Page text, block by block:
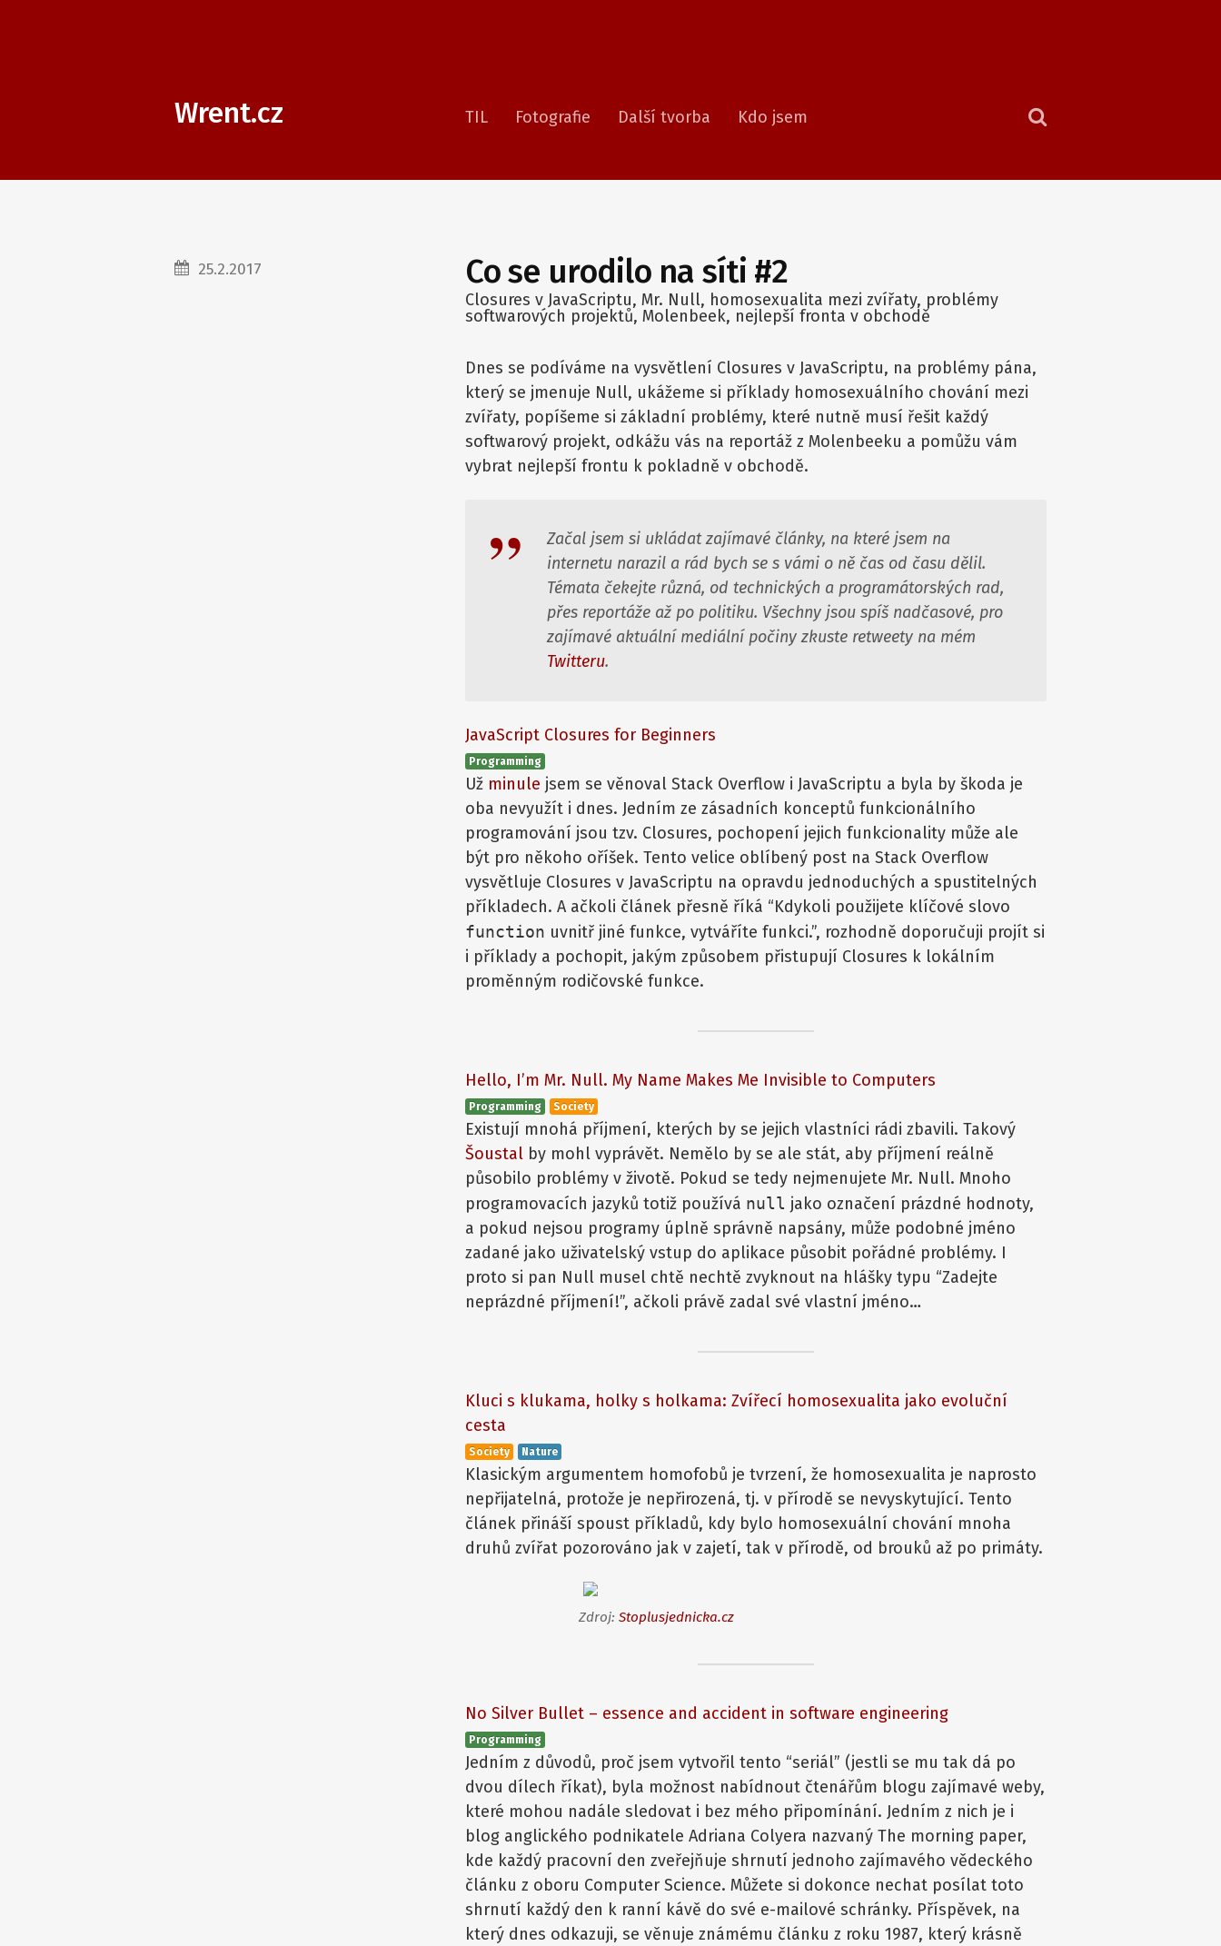
Wrent.cz TIL Fotografie Další tvorba Kdo jsem
Co se urodilo na síti #2
Closures v JavaScriptu, Mr. Null, homosexualita mezi zvířaty, problémy
softwarových projektů, Molenbeek, nejlepší fronta v obchodě
25.2.2017
Dnes se podíváme na vysvětlení Closures v JavaScriptu, na problémy pána,
který se jmenuje Null, ukážeme si příklady homosexuálního chování mezi
zvířaty, popíšeme si základní problémy, které nutně musí řešit každý
softwarový projekt, odkážu vás na reportáž z Molenbeeku a pomůžu vám
vybrat nejlepší frontu k pokladně v obchodě.
Začal jsem si ukládat zajímavé články, na které jsem na
internetu narazil a rád bych se s vámi o ně čas od času dělil.
Témata čekejte různá, od technických a programátorských rad,
přes reportáže až po politiku. Všechny jsou spíš nadčasové, pro
zajímavé aktuální mediální počiny zkuste retweety na mém
Twitteru.
JavaScript Closures for Beginners
Programming
Už minule jsem se věnoval Stack Overflow i JavaScriptu a byla by škoda je
oba nevyužít i dnes. Jedním ze zásadních konceptů funkcionálního
programování jsou tzv. Closures, pochopení jejich funkcionality může ale
být pro někoho oříšek. Tento velice oblíbený post na Stack Overflow
vysvětluje Closures v JavaScriptu na opravdu jednoduchých a spustitelných
příkladech. A ačkoli článek přesně říká “Kdykoli použijete klíčové slovo
function uvnitř jiné funkce, vytváříte funkci.”, rozhodně doporučuji projít si
i příklady a pochopit, jakým způsobem přistupují Closures k lokálním
proměnným rodičovské funkce.
Hello, I’m Mr. Null. My Name Makes Me Invisible to Computers
Programming Society
Existují mnohá příjmení, kterých by se jejich vlastníci rádi zbavili. Takový
Šoustalby mohl vyprávět. Nemělo by se ale stát, aby příjmení reálně
působilo problémy v životě. Pokud se tedy nejmenujete Mr. Null. Mnoho
programovacích jazyků totiž používá null jako označení prázdné hodnoty,
a pokud nejsou programy úplně správně napsány, může podobné jméno
zadané jako uživatelský vstup do aplikace působit pořádné problémy. I
proto si pan Null musel chtě nechtě zvyknout na hlášky typu “Zadejte
neprázdné příjmení!”, ačkoli právě zadal své vlastní jméno…
Kluci s klukama, holky s holkama: Zvířecí homosexualita jako evoluční
cesta
Society Nature
Klasickým argumentem homofobů je tvrzení, že homosexualita je naprosto
nepřijatelná, protože je nepřirozená, tj. v přírodě se nevyskytující. Tento
článek přináší spoust příkladů, kdy bylo homosexuální chování mnoha
druhů zvířat pozorováno jak v zajetí, tak v přírodě, od brouků až po primáty.
Zdroj:Stoplusjednicka.cz
No Silver Bullet – essence and accident in software engineering
Programming
Jedním z důvodů, proč jsem vytvořil tento “seriál” (jestli se mu tak dá po
dvou dílech říkat), byla možnost nabídnout čtenářům blogu zajímavé weby,
které mohou nadále sledovat i bez mého připomínání. Jedním z nich je i
blog anglického podnikatele Adriana Colyera nazvaný The morning paper,
kde každý pracovní den zveřejňuje shrnutí jednoho zajímavého vědeckého
článku z oboru Computer Science. Můžete si dokonce nechat posílat toto
shrnutí každý den k ranní kávě do své e-mailové schránky. Příspěvek, na
který dnes odkazuji, se věnuje známému článku z roku 1987, který krásně